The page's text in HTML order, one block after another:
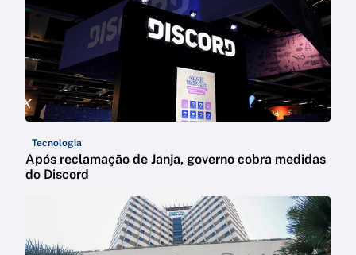
Tecnologia
Após reclamação de Janja, governo cobra medidas
do Discord